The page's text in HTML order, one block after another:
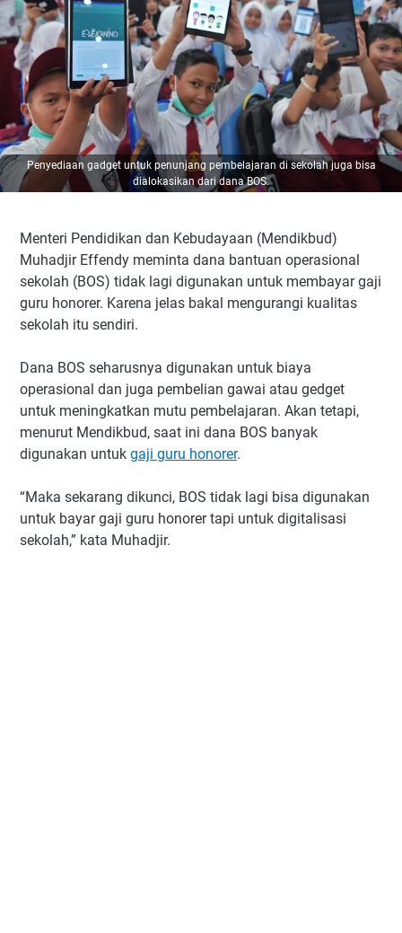
Penyediaan gadget untuk penunjang pembelajaran di sekolah juga bisa
dialokasikan dari dana BOS.
Menteri Pendidikan dan Kebudayaan (Mendikbud)
Muhadjir Effendy meminta dana bantuan operasional
sekolah (BOS) tidak lagi digunakan untuk membayar gaji
guru honorer. Karena jelas bakal mengurangi kualitas
sekolah itu sendiri.
Dana BOS seharusnya digunakan untuk biaya
operasional dan juga pembelian gawai atau gedget
untuk meningkatkan mutu pembelajaran. Akan tetapi,
menurut Mendikbud, saat ini dana BOS banyak
digunakan untuk gaji guru honorer.
“Maka sekarang dikunci, BOS tidak lagi bisa digunakan
untuk bayar gaji guru honorer tapi untuk digitalisasi
sekolah,” kata Muhadjir.